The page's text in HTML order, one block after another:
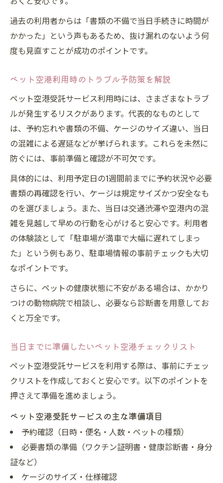
過去の利用者からは「書類の不備で当日手続きに時間が
かかった」という声もあるため、抜け漏れのないよう何
度も見直すことが成功のポイントです。
ペット空港利用時のトラブル予防策を解説
ペット空港受託サービス利用時には、さまざまなトラブ
ルが発生するリスクがあります。代表的なものとして
は、予約忘れや書類の不備、ケージのサイズ違い、当日
の混雑による遅延などが挙げられます。これらを未然に
防ぐには、事前準備と確認が不可欠です。
具体的には、利用予定日の1週間前までに予約状況や必要
書類の再確認を行い、ケージは規定サイズかつ安全なも
のを選びましょう。また、当日は交通渋滞や空港内の混
雑を見越して早めの行動を心がけると安心です。利用者
の体験談として「駐車場が満車で大幅に遅れてしまっ
た」という例もあり、駐車場情報の事前チェックも大切
なポイントです。
さらに、ペットの健康状態に不安がある場合は、かかり
つけの動物病院で相談し、必要なら診断書を用意してお
くと万全です。
当日までに準備したいペット空港チェックリスト
ペット空港受託サービスを利用する際は、事前にチェッ
クリストを作成しておくと安心です。以下のポイントを
押さえて準備を進めましょう。
ペット空港受託サービスの主な準備項目
予約確認（日時・便名・人数・ペットの種類）
必要書類の準備（ワクチン証明書・健康診断書・身分
証など）
ケージのサイズ・仕様確認